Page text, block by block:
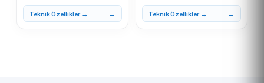
Teknik Özellikler → Teknik Özellikler →